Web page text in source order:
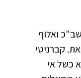
ואלוף
קברניטי
כשל אי